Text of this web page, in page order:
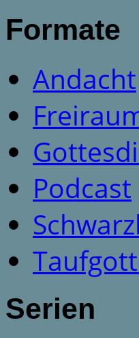
Formate
Andacht
Podcast
Serien